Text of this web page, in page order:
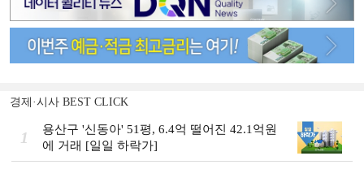
경제·시사 BEST CLICK
1
용산구 '신동아' 51평, 6.4억 떨어진 42.1억원
에 거래 [일일 하락가]